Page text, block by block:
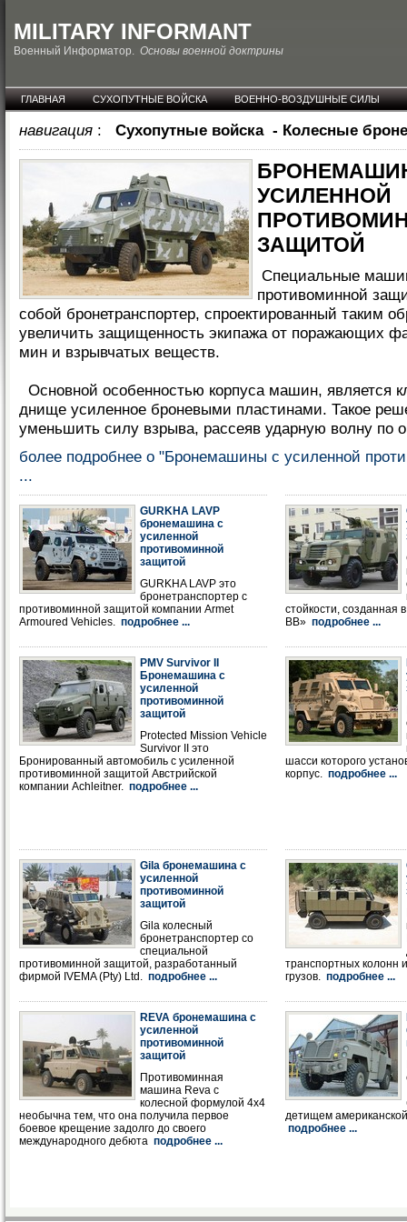
MILITARY INFORMANT
Военный Информатор. Основы военной доктрины
ГЛАВНАЯ СУХОПУТНЫЕ ВОЙСКА
ВОЕННО-ВОЗДУШНЫЕ СИЛЫ
навигация : Сухопутные войска- Колесные
УСИЛЕННОЙ
ЗАЩИТОЙ
Специальные
противоминной
собой бронетранспортер, спроектированный таким
увеличить защищенность экипажа от поражающих
мин и взрывчатых веществ.
Основной особенностью корпуса машин, является
днище усиленное броневыми пластинами. Такое
уменьшить силу взрыва, рассеяв ударную волну по
более подробнее о "Бронемашины с усиленной
...
GURKHA LAVP
бронемашина с
усиленной
противоминной
защитой
GURKHA LAVP это
бронетранспортер с
противоминной защитой компании Armet
Armoured Vehicles. подробнее ...
стойкости, созданная
ВВ» подробнее ...
PMV Survivor II
Бронемашина с
усиленной
противоминной
защитой
Protected Mission Vehicle
Survivor II это
Бронированный автомобиль с усиленной
противоминной защитой Австрийской
компании Achleitner. подробнее ...
шасси которого
корпус. подробнее ...
Gila бронемашина с
усиленной
противоминной
защитой
Gila колесный
бронетранспортер со
специальной
противоминной защитой, разработанный
фирмой IVEMA (Pty) Ltd. подробнее ...
транспортных колонн
грузов. подробнее ...
REVA бронемашина с
усиленной
противоминной
защитой
Противоминная
машина Reva с
колесной формулой 4х4
необычна тем, что она получила первое
боевое крещение задолго до своего
международного дебюта подробнее ...
детищем
подробнее ...